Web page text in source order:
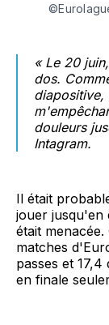
« Le 20
dos.
diapositive,
douleurs
Intagram.
Il était
jouer jusqu'en
était
matches
passes et
en finale